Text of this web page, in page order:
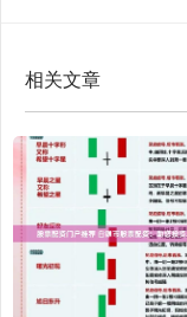
相关文章